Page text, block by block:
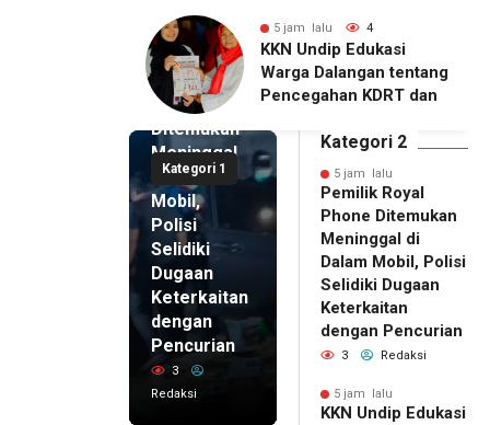
5 jam lalu 3
KKN Undip Bekali
Pengelola BUMDes
Dalangan dengan Pola
Kategori 1
5 jam lalu
Pemilik
Royal
Phone
Ditemukan
Meninggal
di Dalam
Mobil,
Polisi
Selidiki
Dugaan
Keterkaitan
dengan
Pencurian
3
Redaksi
Kategori 2
5 jam lalu
Pemilik Royal
Phone Ditemukan
Meninggal di
Dalam Mobil, Polisi
Selidiki Dugaan
Keterkaitan
dengan Pencurian
3 Redaksi
5 jam lalu
KKN Undip Edukasi